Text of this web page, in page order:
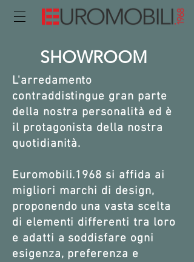
SHOWROOM
L'arredamento
contraddistingue gran parte
della nostra personalità ed è
il protagonista della nostra
quotidianità.
Euromobili.1968 si affida ai
migliori marchi di design,
proponendo una vasta scelta
di elementi differenti tra loro
e adatti a soddisfare ogni
esigenza, preferenza e